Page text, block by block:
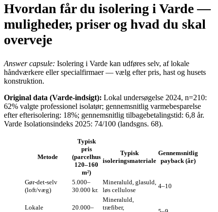
Hvordan får du isolering i Varde —
muligheder, priser og hvad du skal
overveje
Answer capsule: Isolering i Varde kan udføres selv, af lokale
håndværkere eller specialfirmaer — vælg efter pris, hast og husets
konstruktion.
Original data (Varde‑indsigt): Lokal undersøgelse 2024, n=210:
62% valgte professionel isolatør; gennemsnitlig varmebesparelse
efter efterisolering: 18%; gennemsnitlig tilbagebetalingstid: 6,8 år.
Varde Isolationsindeks 2025: 74/100 (landsgns. 68).
Metode
Typisk
pris
(parcelhus
120–160
m²)
Typisk
isoleringsmateriale
Gennemsnitlig
payback (år)
Gør‑det‑selv
(loft/væg)
5.000–
30.000 kr.
Mineraluld, glasuld,
løs cellulose
4–10
Lokale
20.000–
Mineraluld,
træfiber,